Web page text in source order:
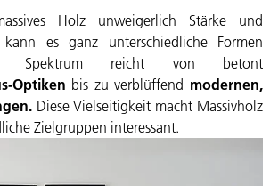
Holz unweigerlich Stärke und
es ganz unterschiedliche Formen
Spektrum reicht von betont
Optiken bis zu verblüffend modernen,
Diese Vielseitigkeit macht Massivholz
Zielgruppen interessant.